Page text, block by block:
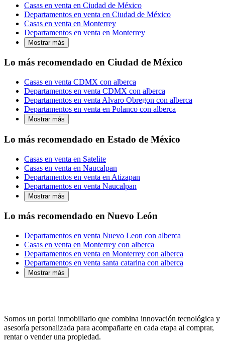
Casas en venta en Ciudad de México
Departamentos en venta en Ciudad de México
Casas en venta en Monterrey
Departamentos en venta en Monterrey
Mostrar más
Lo más recomendado en Ciudad de México
Casas en venta CDMX con alberca
Departamentos en venta CDMX con alberca
Departamentos en venta Alvaro Obregon con alberca
Departamentos en venta en Polanco con alberca
Mostrar más
Lo más recomendado en Estado de México
Casas en venta en Satelite
Casas en venta en Naucalpan
Departamentos en venta en Atizapan
Departamentos en venta Naucalpan
Mostrar más
Lo más recomendado en Nuevo León
Departamentos en venta Nuevo Leon con alberca
Casas en venta en Monterrey con alberca
Departamentos en venta en Monterrey con alberca
Departamentos en venta santa catarina con alberca
Mostrar más
Somos un portal inmobiliario que combina innovación tecnológica y
asesoría personalizada para acompañarte en cada etapa al comprar,
rentar o vender una propiedad.